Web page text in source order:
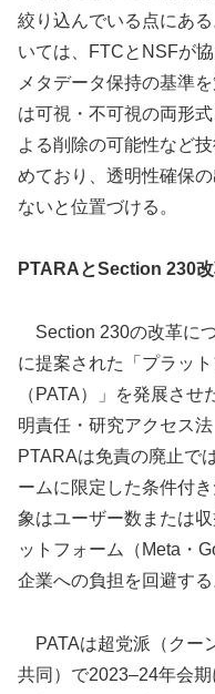
絞り込んでいる点にあ
いては、FTCとNSFが
メタデータ保持の基準
は可視・不可視の両形
よる削除の可能性など
めており、透明性確保
ないと位置づける。
PTARAとSection 230
Section 230の改革に
に提案された「プラッ
（PATA）」を発展さ
明責任・研究アクセス
PTARAは免責の廃止で
ームに限定した条件付
象はユーザー数または
ットフォーム（Meta・
企業への負担を回避する
PATAは超党派（クー
共同）で2023–24年会